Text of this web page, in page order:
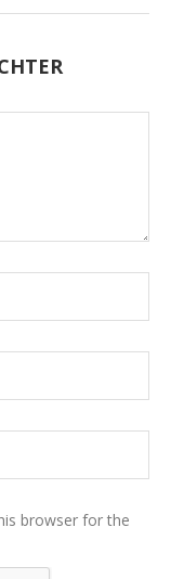
browser for the